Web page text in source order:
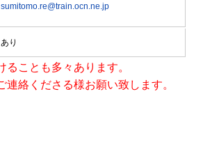
sumitomo.re@train.ocn.ne.jp
あり
ことも多々あります。
連絡くださる様お願い致します。